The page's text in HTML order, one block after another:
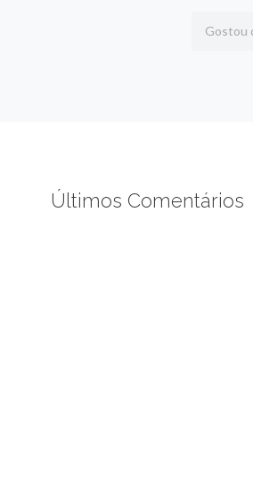
Gostou
Últimos Comentários